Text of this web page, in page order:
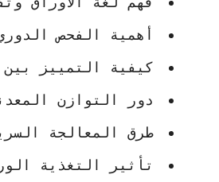
أهمية الفحص
كيفية التمييز
دور التوازن
طرق المعالجة
تأثير التغذية